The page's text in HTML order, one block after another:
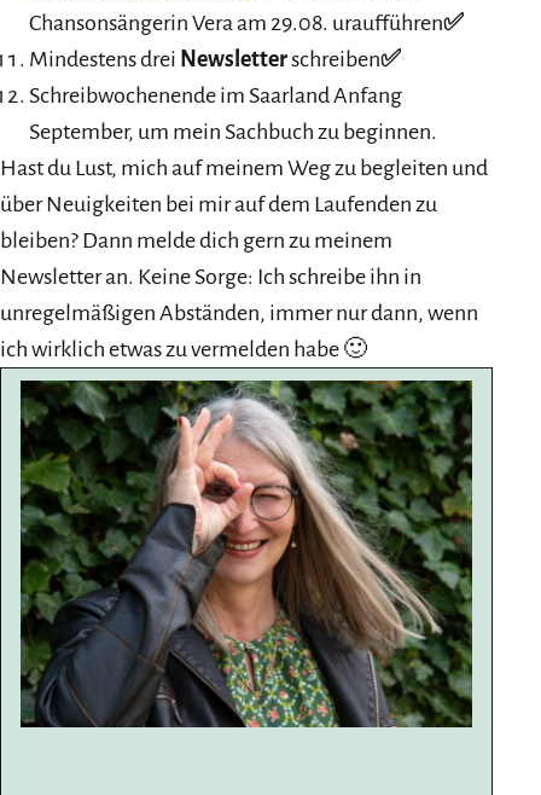
Chansonsängerin Vera am 29.08. uraufführen✅
Mindestens drei Newsletterschreiben✅
Schreibwochenende im Saarland Anfang
September, um mein Sachbuch zu beginnen.
Hast du Lust, mich auf meinem Weg zu begleiten und
über Neuigkeiten bei mir auf dem Laufenden zu
bleiben? Dann melde dich gern zu meinem
Newsletter an. Keine Sorge: Ich schreibe ihn in
unregelmäßigen Abständen, immer nur dann, wenn
ich wirklich etwas zu vermelden habe 🙂